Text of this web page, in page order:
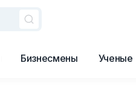
Бизнесмены Ученые